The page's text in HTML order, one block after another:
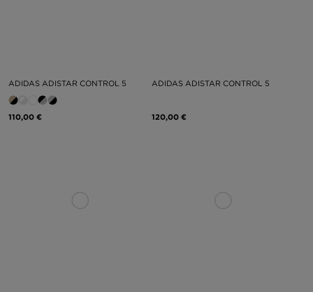
ADIDAS ADISTAR CONTROL 5
110,00 €
ADIDAS ADISTAR CONTROL 5
120,00 €